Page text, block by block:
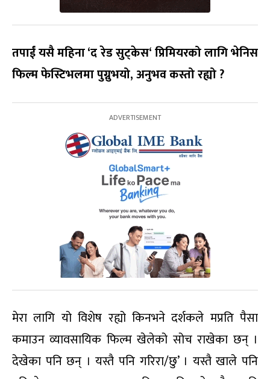
तपाईं यसै महिना‘द रेड सुट्केस‘प्रिमियरको लागि भेनिस
फिल्म फेस्टिभलमा पुग्नुभयो,अनुभव कस्तो रह्यो?
मेरा लागि यो विशेष रह्यो किनभने दर्शकले मप्रति पैसा
कमाउन व्यावसायिक फिल्म खेलेको सोच राखेका छन् ।
देखेका पनि छन् । यस्तै पनि गरिरा/छु’ । यस्तै खाले पनि